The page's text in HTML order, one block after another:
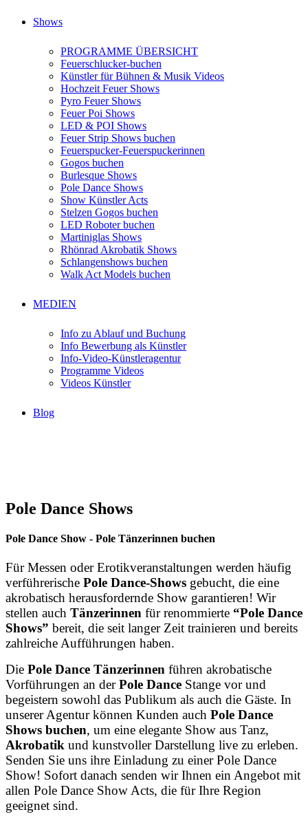
Shows
PROGRAMME ÜBERSICHT
Feuerschlucker-buchen
Künstler für Bühnen & Musik Videos
Hochzeit Feuer Shows
Pyro Feuer Shows
Feuer Poi Shows
LED & POI Shows
Feuer Strip Shows buchen
Feuerspucker-Feuerspuckerinnen
Gogos buchen
Burlesque Shows
Pole Dance Shows
Show Künstler Acts
Stelzen Gogos buchen
LED Roboter buchen
Martiniglas Shows
Rhönrad Akrobatik Shows
Schlangenshows buchen
Walk Act Models buchen
MEDIEN
Info zu Ablauf und Buchung
Info Bewerbung als Künstler
Info-Video-Künstleragentur
Programme Videos
Videos Künstler
Blog
Pole Dance Shows
Pole Dance Show - Pole Tänzerinnen buchen
FürMessen oderErotikveranstaltungen werden häufig
verführerische Pole Dance-Shows gebucht, die eine
akrobatisch herausfordernde Show garantieren! Wir
stellen auch Tänzerinnen fürrenommierte “Pole Dance
Shows” bereit, die seit langer Zeit trainieren und bereits
zahlreiche Aufführungen haben.
Die Pole Dance Tänzerinnen führen akrobatische
Vorführungen an derPole Dance Stange vorund
begeistern sowohl das Publikum als auch die Gäste. In
unsererAgenturkönnen Kunden auch Pole Dance
Shows buchen, um eine elegante Show aus Tanz,
Akrobatik und kunstvollerDarstellung live zu erleben.
Senden Sie uns ihre Einladung zu einerPole Dance
Show! Sofort danach senden wirIhnen ein Angebot mit
allen Pole Dance Show Acts, die fürIhre Region
geeignet sind.